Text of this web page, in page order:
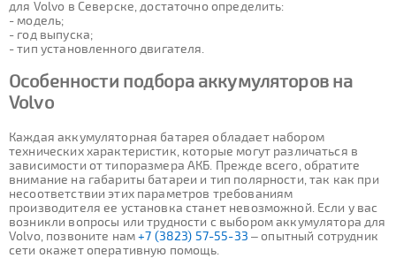
для Volvo в Северске, достаточно определить:
- модель;
- год выпуска;
- тип установленного двигателя.
Особенности подбора аккумуляторов на
Volvo
Каждая аккумуляторная батарея обладает набором
технических характеристик, которые могут различаться в
зависимости от типоразмера АКБ. Прежде всего, обратите
внимание на габариты батареи и тип полярности, так как при
несоответствии этих параметров требованиям
производителя ее установка станет невозможной. Если у вас
возникли вопросы или трудности с выбором аккумулятора для
Volvo, позвоните нам+7 (3823) 57-55-33 – опытный сотрудник
сети окажет оперативную помощь.